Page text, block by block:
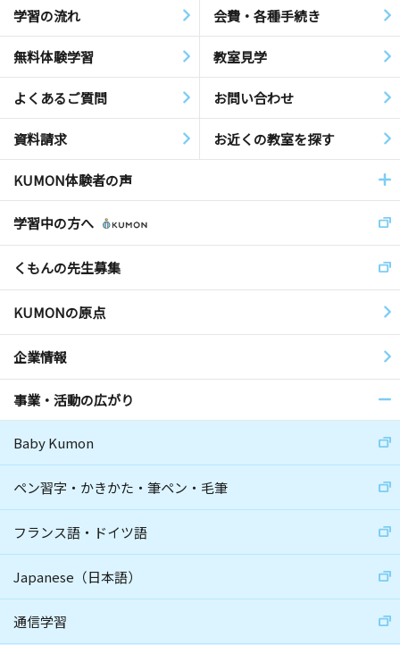
学習の流れ 会費・各種手続き
無料体験学習 教室見学
よくあるご質問 お問い合わせ
資料請求 お近くの教室を探す
KUMON体験者の声
学習中の方へ
くもんの先生募集
KUMONの原点
企業情報
事業・活動の広がり
Baby Kumon
ペン習字・かきかた・筆ペン・毛筆
フランス語・ドイツ語
Japanese（日本語）
通信学習